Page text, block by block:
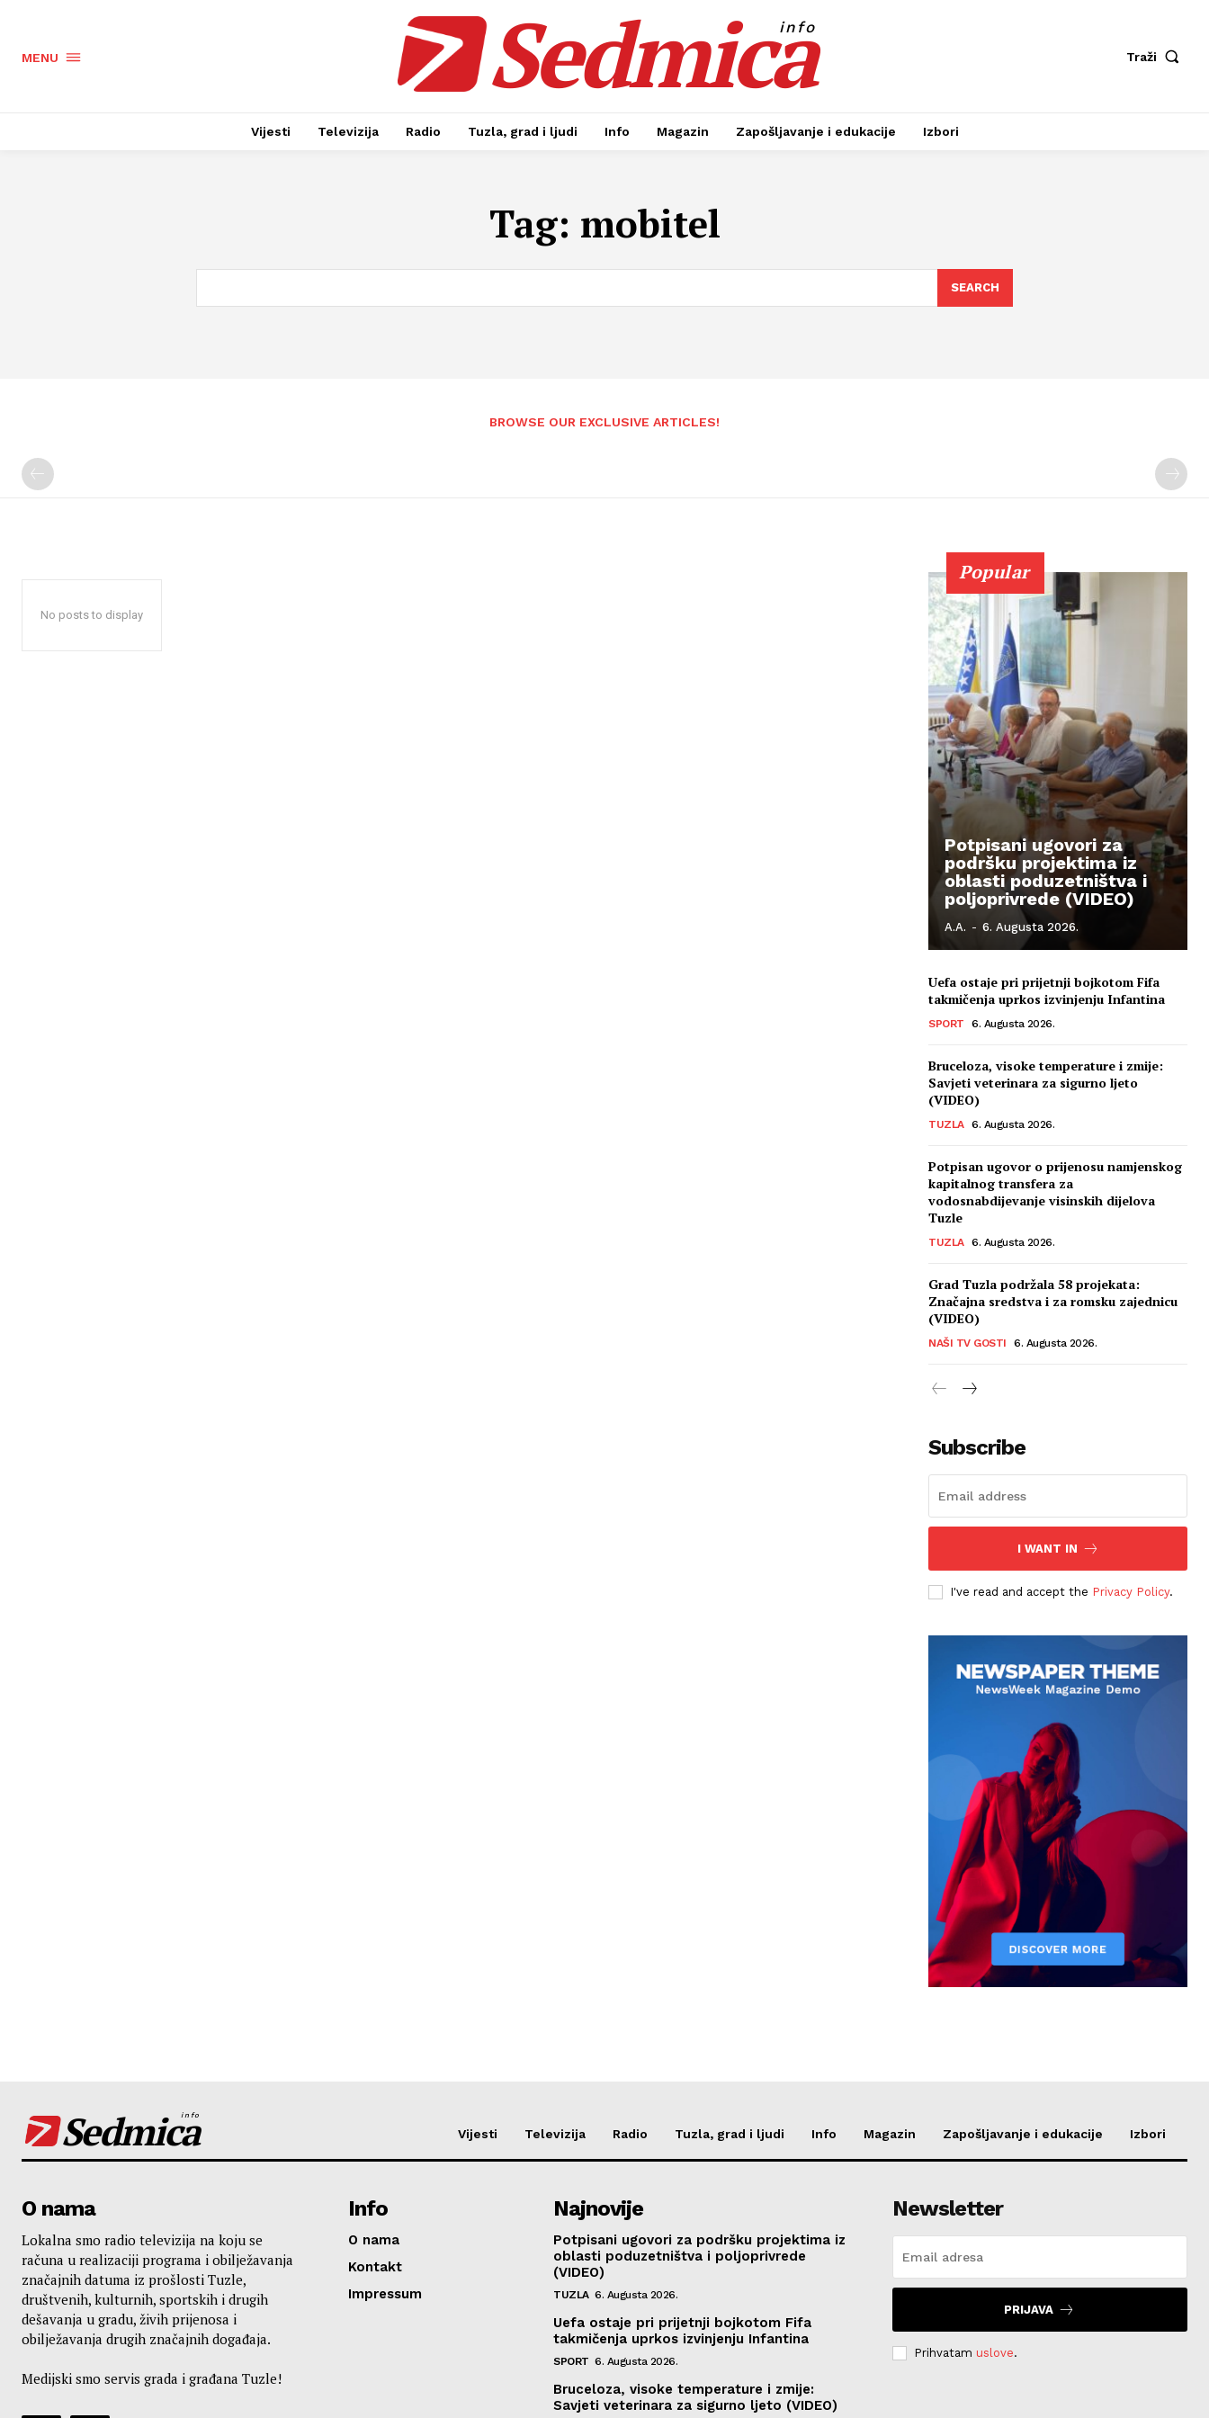
MENU Sedmica
info
Traži
Vijesti Televizija Radio Tuzla, grad i ljudi Info Magazin Zapošljavanje i edukacije Izbori
Tag: mobitel
SEARCH
BROWSE OUR EXCLUSIVE ARTICLES!
No posts to display
Popular
Potpisani ugovori za
podršku projektima iz
oblasti poduzetništva i
poljoprivrede (VIDEO)
A.A. - 6. Augusta 2026.
Uefa ostaje pri prijetnji bojkotom Fifa
takmičenja uprkos izvinjenju Infantina
SPORT 6. Augusta 2026.
Bruceloza, visoke temperature i zmije:
Savjeti veterinara za sigurno ljeto
(VIDEO)
TUZLA 6. Augusta 2026.
Potpisan ugovor o prijenosu namjenskog
kapitalnog transfera za
vodosnabdijevanje visinskih dijelova
Tuzle
TUZLA 6. Augusta 2026.
Grad Tuzla podržala 58 projekata:
Značajna sredstva i za romsku zajednicu
(VIDEO)
NAŠI TV GOSTI 6. Augusta 2026.
Subscribe
I WANT IN
I've read and accept the Privacy Policy.
Sedmica
info
Vijesti Televizija Radio Tuzla, grad i ljudi Info Magazin Zapošljavanje i edukacije Izbori
O nama
Lokalna smo radio televizija na koju se
računa u realizaciji programa i obilježavanja
značajnih datuma iz prošlosti Tuzle,
društvenih, kulturnih, sportskih i drugih
dešavanja u gradu, živih prijenosa i
obilježavanja drugih značajnih događaja.
Medijski smo servis grada i građana Tuzle!
Info
O nama
Kontakt
Impressum
Najnovije
Potpisani ugovori za podršku projektima iz
oblasti poduzetništva i poljoprivrede
(VIDEO)
TUZLA 6. Augusta 2026.
Uefa ostaje pri prijetnji bojkotom Fifa
takmičenja uprkos izvinjenju Infantina
SPORT 6. Augusta 2026.
Bruceloza, visoke temperature i zmije:
Savjeti veterinara za sigurno ljeto (VIDEO)
Newsletter
PRIJAVA
Prihvatam uslove.